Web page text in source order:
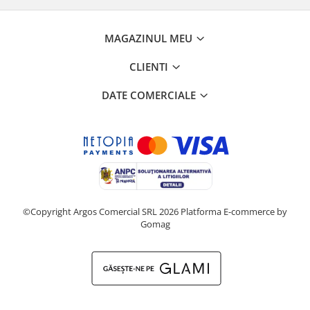
MAGAZINUL MEU
CLIENTI
DATE COMERCIALE
©Copyright Argos Comercial SRL 2026 Platforma E-commerce by
Gomag